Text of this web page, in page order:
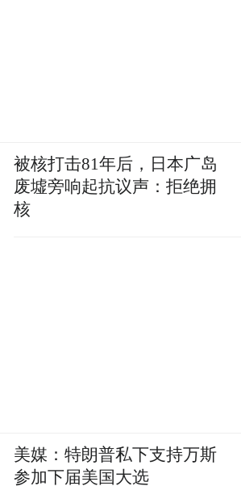
被核打击81年后，日本广岛
废墟旁响起抗议声：拒绝拥
核
美媒：特朗普私下支持万斯
参加下届美国大选